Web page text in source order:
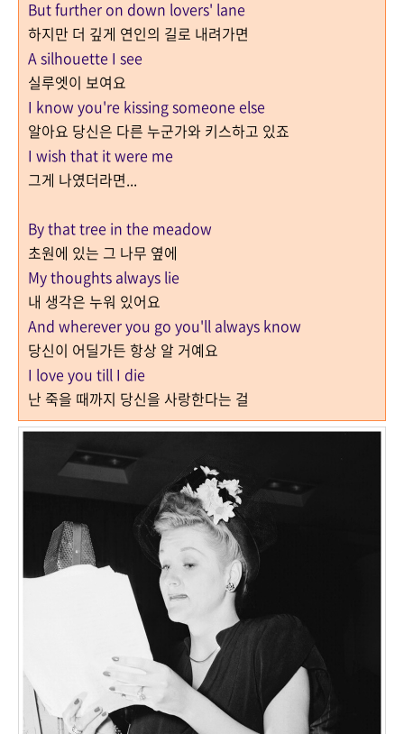
But further on down lovers' lane
하지만 더 깊게 연인의 길로 내려가면
A silhouette I see
실루엣이 보여요
I know you're kissing someone else
알아요 당신은 다른 누군가와 키스하고 있죠
I wish that it were me
그게 나였더라면...
By that tree in the meadow
초원에 있는 그 나무 옆에
My thoughts always lie
내 생각은 누워 있어요
And wherever you go you'll always know
당신이 어딜가든 항상 알 거예요
I love you till I die
난 죽을 때까지 당신을 사랑한다는 걸